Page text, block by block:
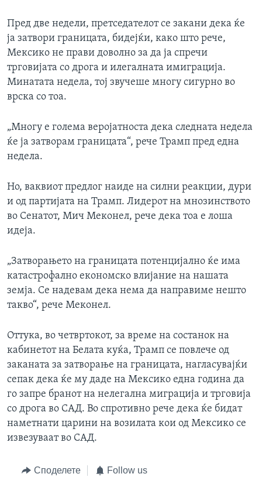
Пред две недели, претседателот се закани дека ќе
ја затвори границата, бидејќи, како што рече,
Мексико не прави доволно за да ја спречи
трговијата со дрога и илегалната имиграција.
Минатата недела, тој звучеше многу сигурно во
врска со тоа.
„Многу е голема веројатноста дека следната недела
ќе ја затворам границата“, рече Трамп пред една
недела.
Но, ваквиот предлог наиде на силни реакции, дури
и од партијата на Трамп. Лидерот на мнозинството
во Сенатот, Мич Меконел, рече дека тоа е лоша
идеја.
„Затворањето на границата потенцијално ќе има
катастрофално економско влијание на нашата
земја. Се надевам дека нема да направиме нешто
такво“, рече Меконел.
Оттука, во четвртокот, за време на состанок на
кабинетот на Белата куќа, Трамп се повлече од
заканата за затворање на границата, нагласувајќи
сепак дека ќе му даде на Мексико една година да
го запре бранот на нелегална миграција и трговија
со дрога во САД. Во спротивно рече дека ќе бидат
наметнати царини на возилата кои од Мексико се
извезуваат во САД.
Споделете Follow us